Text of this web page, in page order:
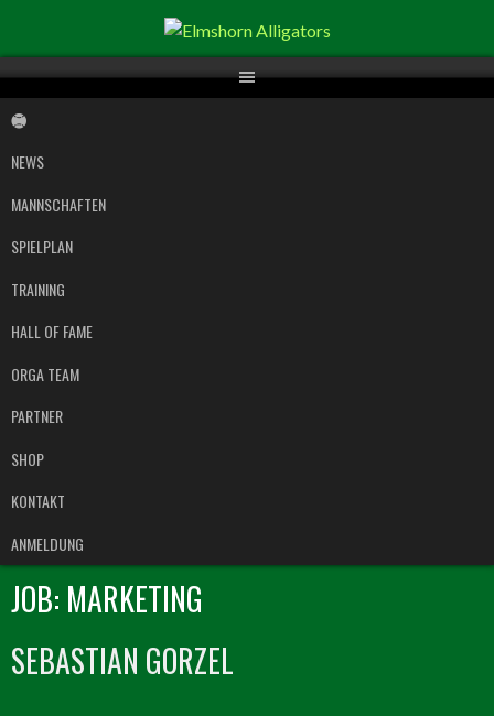
Inhalt
NEWS
MANNSCHAFTEN
SPIELPLAN
TRAINING
HALL OF FAME
ORGA TEAM
PARTNER
SHOP
KONTAKT
ANMELDUNG
JOB: MARKETING
SEBASTIAN GORZEL